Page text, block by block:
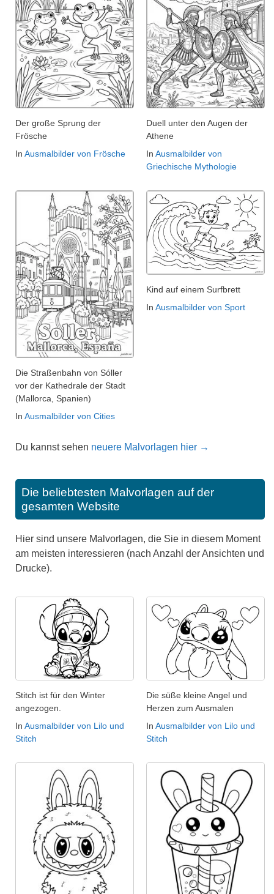
Der große Sprung der
Frösche
In Ausmalbilder von Frösche
Duell unter den Augen der
Athene
In Ausmalbilder von
Griechische Mythologie
Die Straßenbahn von Sóller
vor der Kathedrale der Stadt
(Mallorca, Spanien)
In Ausmalbilder von Cities
Kind auf einem Surfbrett
In Ausmalbilder von Sport
Du kannst sehen neuere Malvorlagen hier →
Die beliebtesten Malvorlagen auf der
gesamten Website
Hier sind unsere Malvorlagen, die Sie in diesem Moment
am meisten interessieren (nach Anzahl der Ansichten und
Drucke).
Stitch ist für den Winter
angezogen.
In Ausmalbilder von Lilo und
Stitch
Die süße kleine Angel und
Herzen zum Ausmalen
In Ausmalbilder von Lilo und
Stitch